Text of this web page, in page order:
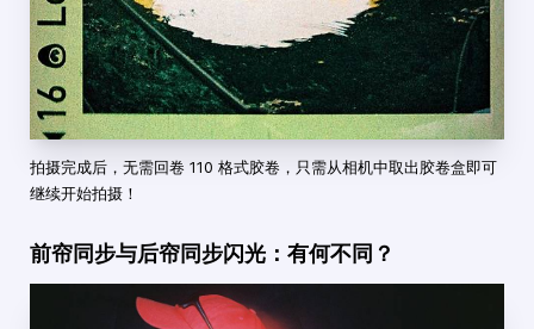
拍摄完成后，无需回卷 110 格式胶卷，只需从相机中取出胶卷盒即可
继续开始拍摄！
前帘同步与后帘同步闪光：有何不同？